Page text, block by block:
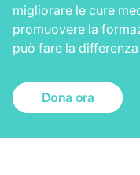
migliorare le cure
promuovere la
può fare la
Dona ora